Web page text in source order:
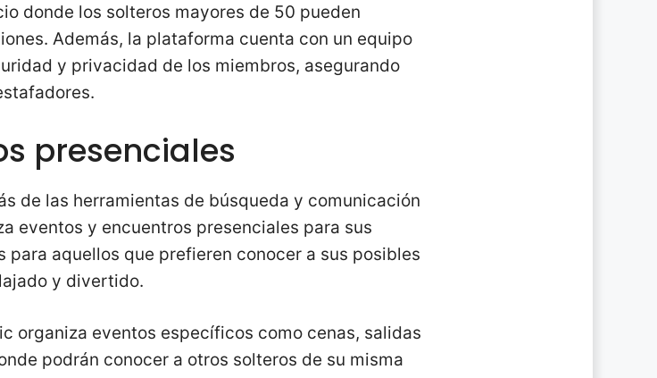
donde los solteros mayores de 50 pueden
Además, la plataforma cuenta con un equipo
y privacidad de los miembros, asegurando
presenciales
de las herramientas de búsqueda y comunicación
eventos y encuentros presenciales para sus
para aquellos que prefieren conocer a sus posibles
y divertido.
organiza eventos específicos como cenas, salidas
podrán conocer a otros solteros de su misma